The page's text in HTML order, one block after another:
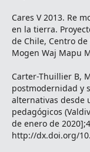
Cares V 2013. Re
en la tierra.
de Chile, Centro
Mogen Waj Mapu
Carter-Thuillier B,
postmodernidad y
alternativas desde
pedagógicos
de enero de
http://dx.doi.org/